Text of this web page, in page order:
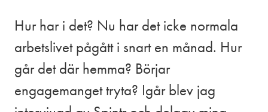
Hur har i det? Nu har det icke normala
arbetslivet pågått i snart en månad. Hur
går det där hemma? Börjar
engagemanget tryta? Igår blev jag